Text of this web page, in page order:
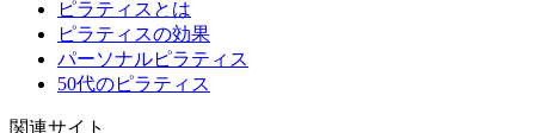
ピラティスとは
ピラティスの効果
パーソナルピラティス
50代のピラティス
関連サイト